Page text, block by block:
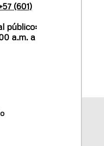
(601)
público:
a.m. a